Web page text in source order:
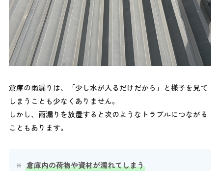
倉庫の雨漏りは、「少し水が入るだけだから」と様子を見て
しまうことも少なくありません。
しかし、雨漏りを放置すると次のようなトラブルにつながる
こともあります。
倉庫内の荷物や資材が濡れてしまう